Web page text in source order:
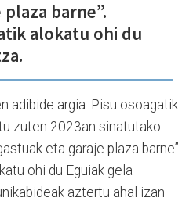
barne”.
alokatu ohi du
adibide argia. Pisu osoagatik
zuten 2023an sinatutako
eta garaje plaza barne”.
ohi du Eguiak gela
aztertu ahal izan